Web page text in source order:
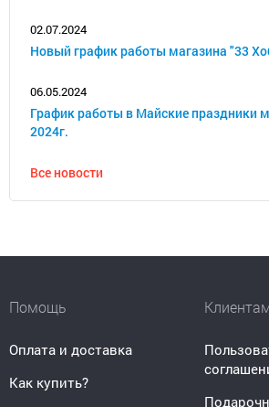
02.07.2024
Новый график работы магазина "33
06.05.2024
График работы в Майские праздники
2024г.
Все новости
Помощь
Оплата и доставка
Как купить?